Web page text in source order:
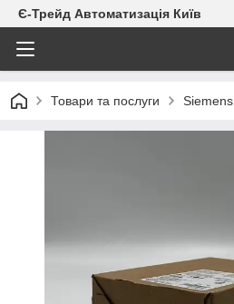
Є-Трейд Автоматизація Київ
Товари та послуги Siemens